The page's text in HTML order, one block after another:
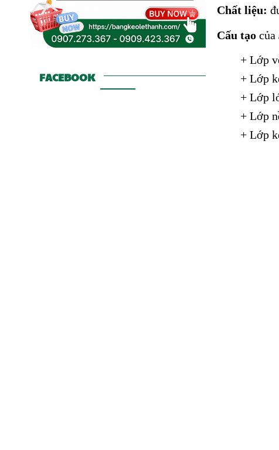
Chất liệu:
Cấu tạocủa
+ Lớp
+ Lớp
+ Lớp
+ Lớp
+ Lớp
FACEBOOK